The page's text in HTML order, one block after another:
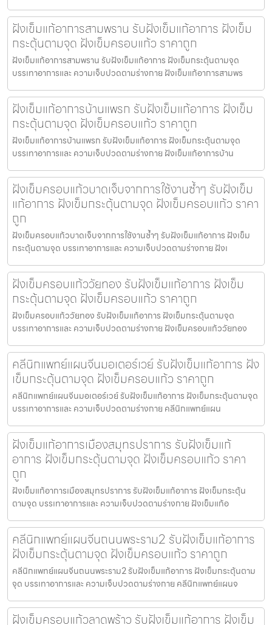
ฝังเข็มแก้อาการสามพราน รับฝังเข็มแก้อาการ ฝังเข็ม
กระตุ้นตามจุด ฝังเข็มครอบแก้ว ราคาถูก
ฝังเข็มแก้อาการสามพราน รับฝังเข็มแก้อาการ ฝังเข็มกระตุ้นตามจุด
บรรเทาอาการและ ความเจ็บปวดตามร่างกาย ฝังเข็มแก้อาการสามพร
ฝังเข็มแก้อาการบ้านแพรก รับฝังเข็มแก้อาการ ฝังเข็ม
กระตุ้นตามจุด ฝังเข็มครอบแก้ว ราคาถูก
ฝังเข็มแก้อาการบ้านแพรก รับฝังเข็มแก้อาการ ฝังเข็มกระตุ้นตามจุด
บรรเทาอาการและ ความเจ็บปวดตามร่างกาย ฝังเข็มแก้อาการบ้าน
ฝังเข็มครอบแก้วบาดเจ็บจากการใช้งานซ้ำๆ รับฝังเข็ม
แก้อาการ ฝังเข็มกระตุ้นตามจุด ฝังเข็มครอบแก้ว ราคา
ถูก
ฝังเข็มครอบแก้วบาดเจ็บจากการใช้งานซ้ำๆ รับฝังเข็มแก้อาการ ฝังเข็ม
กระตุ้นตามจุด บรรเทาอาการและ ความเจ็บปวดตามร่างกาย ฝังเ
ฝังเข็มครอบแก้ววัยทอง รับฝังเข็มแก้อาการ ฝังเข็ม
กระตุ้นตามจุด ฝังเข็มครอบแก้ว ราคาถูก
ฝังเข็มครอบแก้ววัยทอง รับฝังเข็มแก้อาการ ฝังเข็มกระตุ้นตามจุด
บรรเทาอาการและ ความเจ็บปวดตามร่างกาย ฝังเข็มครอบแก้ววัยทอง
คลีนิกแพทย์แผนจีนมอเตอร์เวย์ รับฝังเข็มแก้อาการ ฝัง
เข็มกระตุ้นตามจุด ฝังเข็มครอบแก้ว ราคาถูก
คลีนิกแพทย์แผนจีนมอเตอร์เวย์ รับฝังเข็มแก้อาการ ฝังเข็มกระตุ้นตามจุด
บรรเทาอาการและ ความเจ็บปวดตามร่างกาย คลีนิกแพทย์แผน
ฝังเข็มแก้อาการเมืองสมุทรปราการ รับฝังเข็มแก้
อาการ ฝังเข็มกระตุ้นตามจุด ฝังเข็มครอบแก้ว ราคา
ถูก
ฝังเข็มแก้อาการเมืองสมุทรปราการ รับฝังเข็มแก้อาการ ฝังเข็มกระตุ้น
ตามจุด บรรเทาอาการและ ความเจ็บปวดตามร่างกาย ฝังเข็มแก้อ
คลีนิกแพทย์แผนจีนถนนพระราม2 รับฝังเข็มแก้อาการ
ฝังเข็มกระตุ้นตามจุด ฝังเข็มครอบแก้ว ราคาถูก
คลีนิกแพทย์แผนจีนถนนพระราม2 รับฝังเข็มแก้อาการ ฝังเข็มกระตุ้นตาม
จุด บรรเทาอาการและ ความเจ็บปวดตามร่างกาย คลีนิกแพทย์แผนจ
ฝังเข็มครอบแก้วลาดพร้าว รับฝังเข็มแก้อาการ ฝังเข็ม